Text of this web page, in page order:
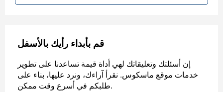
قم بأبداء رأيك بالأسفل
إن أسئلتك وتعليقاتك لهي أداة قيمة تساعدنا على تطوير
خدمات موقع ماسكوس. نقرأ آراءك، ونرد عليها، بناء على
طلبكم في أسرع وقت ممكن.